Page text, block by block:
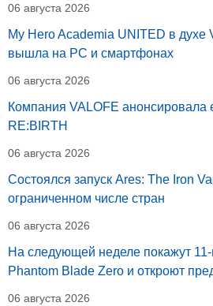
06 августа 2026
My Hero Academia UNITED в духе
вышла на PC и смартфонах
06 августа 2026
Компания VALOFE анонсировала
RE:BIRTH
06 августа 2026
Состоялся запуск Ares: The Iron
ограниченном числе стран
06 августа 2026
На следующей неделе покажут
Phantom Blade Zero и откроют
06 августа 2026